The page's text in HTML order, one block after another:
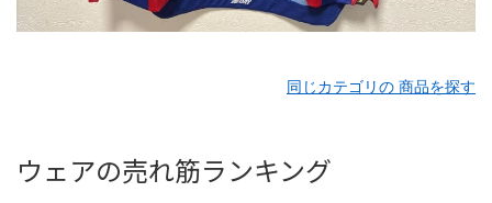
同じカテゴリの 商品を探す
ウェアの売れ筋ランキング